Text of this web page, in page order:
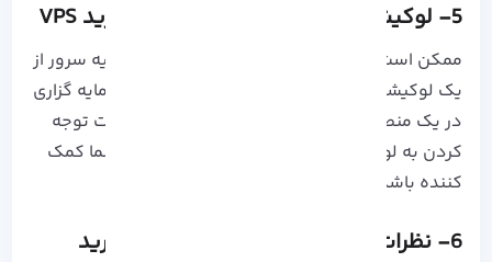
5- لوکیشن های ارائه شده برای سرور ترید VPS
ممکن است شما نیز به عنوان یک تریدر نیاز به تهیه سرور از
یک لوکیشن خاصی را داشته باشید و یا نیاز به سرمایه گزاری
در یک منطقه خاص هدف شما باشد، در این صورت توجه
کردن به لوکیشن های ارائه شده می تواند برای شما کمک
کننده باشد.
6- نظرات کاربران در مورد سرور مجازی ترید